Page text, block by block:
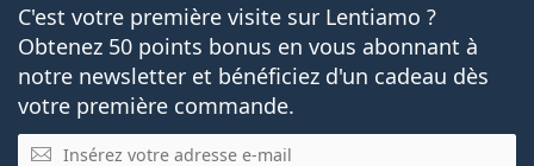
C'est votre première visite sur Lentiamo ?
Obtenez 50 points bonus en vous abonnant à
notre newsletter et bénéficiez d'un cadeau dès
votre première commande.
E-mail